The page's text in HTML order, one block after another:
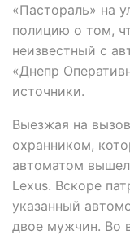
«Пастораль» на
полицию о том,
неизвестный с
«Днепр
источники.
Выезжая на
охранником,
автоматом
Lexus. Вскоре
указанный
двое мужчин. Во